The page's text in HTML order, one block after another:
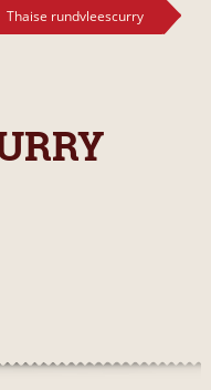
Thaise rundvleescurry